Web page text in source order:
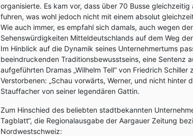
organisierte. Es kam vor, dass über 70 Busse
fuhren, was wohl jedoch nicht mit einem absolut
Wie auch immer, es empfahl sich damals, auch wegen
Sehenswürdigkeiten Mitteldeutschlands auf dem Weg
Im Hinblick auf die Dynamik seines Unternehmertums
beeindruckenden Traditionsbewusstseins, eine Sentenz
aufgeführten Dramas „Wilhelm Tell“ von Friedrich
Verstorbenen: „Schau vorwärts, Werner, und nicht hinter
Stauffacher von seiner legendären Gattin.
Zum Hinschied des beliebten stadtbekannten
Tagblatt“, die Regionalausgabe der Aargauer Zeitung
Nordwestschweiz: